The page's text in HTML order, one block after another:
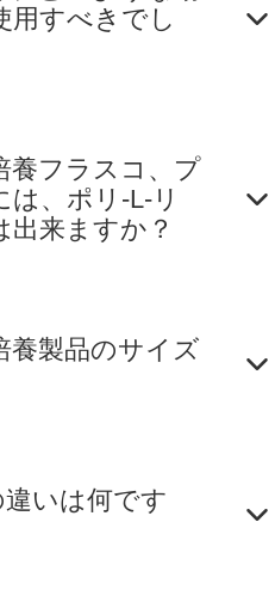
用すべきでし
養フラスコ、プ
、ポリ-L-リ
来ますか？
養製品のサイズ
いは何です